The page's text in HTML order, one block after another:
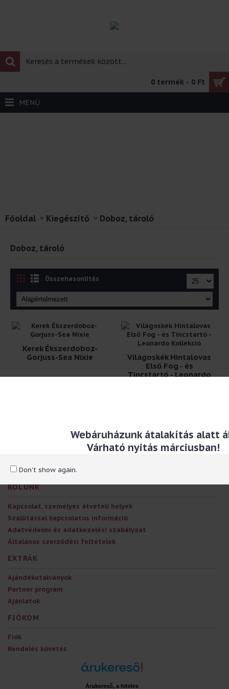
Webáruházunk átalakítás alatt
Várható nyitás márciusban!
Don't show again.
0 termék - 0 Ft
MENÜ
Főoldal Kiegészítő Doboz, tároló
Doboz, tároló
Összehasonlítás
Kerek Ékszerdoboz-
Gorjuss-Sea Nixie
Világoskék Hintalovas
Első Fog - és
Tincstartó - Leonardo
Tételek 1 től 2 / 2 (1 összes)
RÓLUNK
Kapcsolat, személyes átvételi helyek
Szállítással kapcsolatos információ
Adatvédelmi és adatkezelési szabályzat
Általános szerződési feltételek
EXTRÁK
Ajándékutalványok
Partner program
Ajánlatok
FIÓKOM
Fiók
Rendelés követés
Árukereső, a hiteles